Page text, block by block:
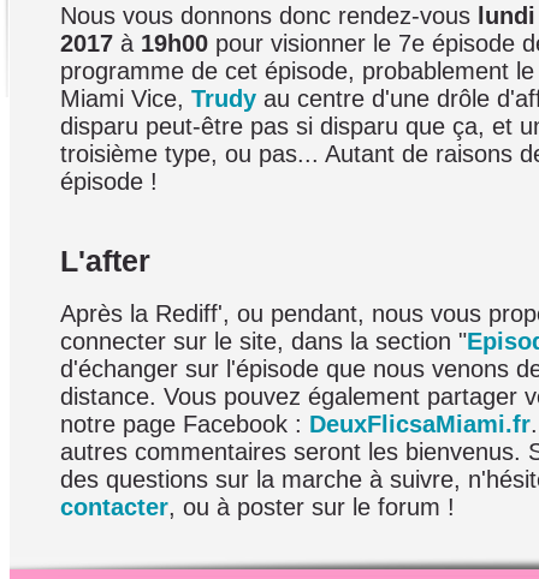
Nous vous donnons donc rendez-vous lundi
2017 à 19h00 pour visionner le 7e épisode
programme de cet épisode, probablement
Miami Vice, Trudy au centre d'une drôle
disparu peut-être pas si disparu que ça, et
troisième type, ou pas... Autant de raisons
épisode !
L'after
Après la Rediff', ou pendant, nous vous
connecter sur le site, dans la section "
d'échanger sur l'épisode que nous venons
distance. Vous pouvez également partager
notre page Facebook : DeuxFlicsaMiami.fr
autres commentaires seront les bienvenus.
des questions sur la marche à suivre,
contacter, ou à poster sur le forum !